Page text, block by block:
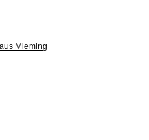
Mieming